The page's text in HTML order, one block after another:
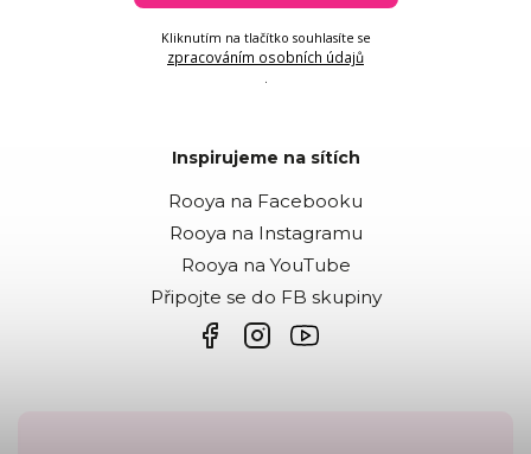
Kliknutím na tlačítko souhlasíte se
zpracováním osobních údajů
.
Inspirujeme na sítích
Rooya na Facebooku
Rooya na Instagramu
Rooya na YouTube
Připojte se do FB skupiny